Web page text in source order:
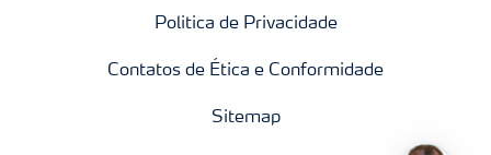
Politica de Privacidade
Contatos de Ética e Conformidade
Sitemap